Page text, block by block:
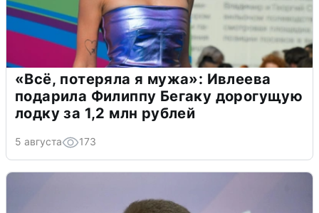
«Всё, потеряла я мужа»: Ивлеева
подарила Филиппу Бегаку дорогущую
лодку за 1,2 млн рублей
5 августа 173